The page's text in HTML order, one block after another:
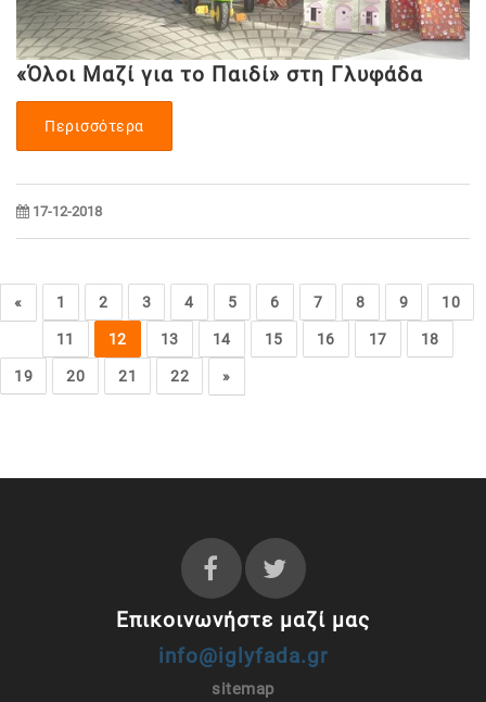
«Όλοι Μαζί για το Παιδί» στη Γλυφάδα
Περισσότερα
17-12-2018
« 1 2 3 4 5 6 7 8 9 10
11 12 13 14 15 16 17 18
19 20 21 22 »
Επικοινωνήστε μαζί μας
info@iglyfada.gr
sitemap